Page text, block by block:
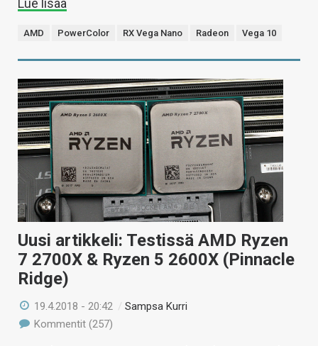
Lue lisää
AMD PowerColor RX Vega Nano Radeon Vega 10
Uusi artikkeli: Testissä AMD Ryzen
7 2700X & Ryzen 5 2600X (Pinnacle
Ridge)
19.4.2018 - 20:42 /Sampsa Kurri
Kommentit (257)